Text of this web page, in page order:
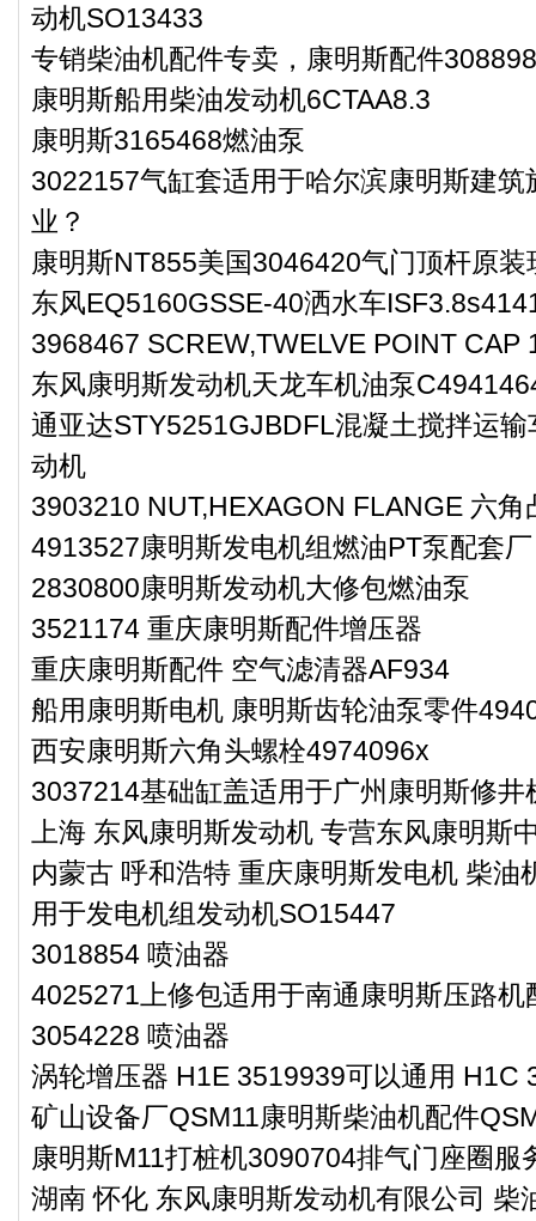
动机SO13433
专销柴油机配件专卖，康明斯配件
康明斯船用柴油发动机6CTAA8.3
康明斯3165468燃油泵
3022157气缸套适用于哈尔滨康明斯建筑
业？
康明斯NT855美国3046420气门顶杆原装
东风EQ5160GSSE-40洒水车
3968467 SCREW,TWELVE POINT CAP
东风康明斯发动机天龙车机油泵
通亚达STY5251GJBDFL混凝土搅拌运
动机
3903210 NUT,HEXAGON FLANGE 六角
4913527康明斯发电机组燃油PT泵配套厂
2830800康明斯发动机大修包燃油泵
3521174 重庆康明斯配件增压器
重庆康明斯配件 空气滤清器AF934
船用康明斯电机 康明斯齿轮油泵零件
西安康明斯六角头螺栓4974096x
3037214基础缸盖适用于广州康明斯修井
上海 东风康明斯发动机 专营东风康明斯
内蒙古 呼和浩特 重庆康明斯发电机 柴油
用于发电机组发动机SO15447
3018854 喷油器
4025271上修包适用于南通康明斯压路
3054228 喷油器
涡轮增压器 H1E 3519939可以通用 H1C
矿山设备厂QSM11康明斯柴油机配件
康明斯M11打桩机3090704排气门座圈服
湖南 怀化 东风康明斯发动机有限公司 柴